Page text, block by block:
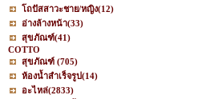
โถปัสสาวะชาย/หญิง(12)
อ่างล้างหน้า(33)
สุขภัณฑ์(41)
COTTO
สุขภัณฑ์ (705)
ห้องน้ำสำเร็จรูป(14)
อะไหล่(2833)